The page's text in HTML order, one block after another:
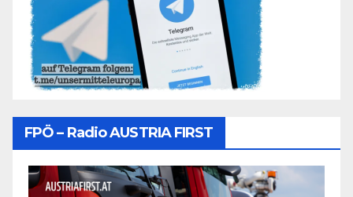
FPÖ – Radio AUSTRIA FIRST